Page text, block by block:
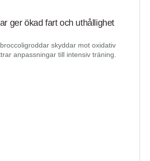
ger ökad fart och uthållighet
skyddar mot oxidativ
anpassningar till intensiv träning.